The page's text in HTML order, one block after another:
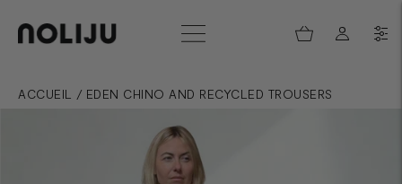
ACCUEIL / EDEN CHINO AND RECYCLED TROUSERS